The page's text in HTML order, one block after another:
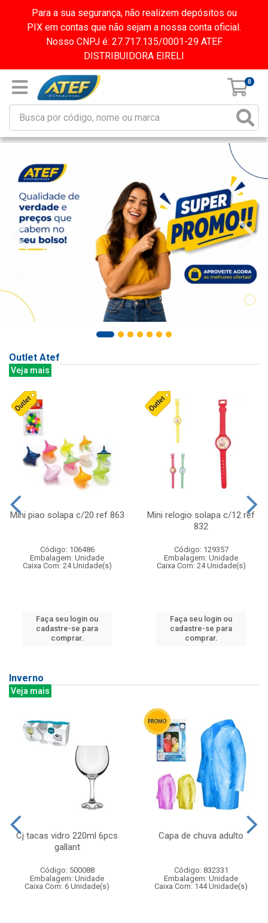
Para a sua segurança, não realizem depósitos ou
PIX em contas que não sejam a nossa conta oficial.
Nosso CNPJ é: 27.717.135/0001-29 ATEF
DISTRIBUIDORA EIRELI
0
Outlet Atef
Veja mais
Mini piao solapa c/20 ref 863
Código: 106486
Embalagem: Unidade
Caixa Com: 24 Unidade(s)
Faça seu login ou
cadastre-se para
comprar.
Mini relogio solapa c/12 ref
832
Código: 129357
Embalagem: Unidade
Caixa Com: 24 Unidade(s)
Faça seu login ou
cadastre-se para
comprar.
Inverno
Veja mais
Cj tacas vidro 220ml 6pcs
gallant
Código: 500088
Embalagem: Unidade
Caixa Com: 6 Unidade(s)
Capa de chuva adulto
Código: 832331
Embalagem: Unidade
Caixa Com: 144 Unidade(s)